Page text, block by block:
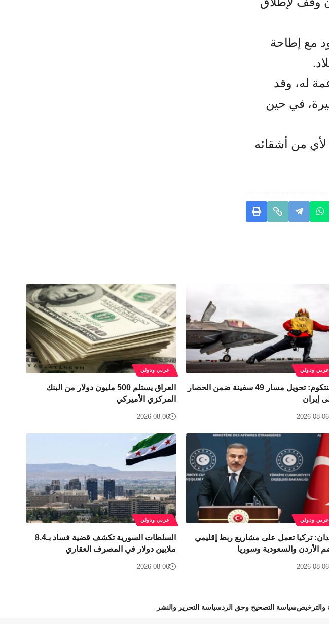
مع إطاحة
له، وقد
في حين
من أشقائه
عربي ودولي
سنتكوم: تحويل مسار 49 سفينة ضمن الحصار
إيران
2026-08-06
عربي ودولي
العراق يستلم 500 مليون دولار من البنك
المركزي الأميركي
2026-08-06
عربي ودولي
تركيا تعمل على مشاريع ربط إقليمي
الأردن والسعودية وسوريا
2026-08-06
عربي ودولي
السلطات السورية تكشف قضية فساد بـ8.4
ملايين دولار في المصرف العقاري
2026-08-06
والترخيصسياسة التصحيح وحق الردسياسة التحرير والنشر